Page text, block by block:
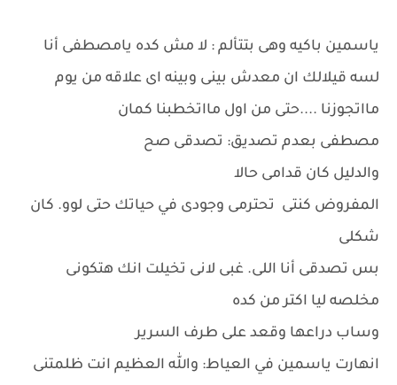
ياسمين باكيه وهى بتتألم : لا مش كده يامصطفى أنا
لسه قيلالك ان معدش بينى وبينه اى علاقه من يوم
مااتجوزنا ....حتى من اول مااتخطبنا كمان
مصطفى بعدم تصديق: تصدقى صح
والدليل كان قدامى حالا
المفروض كنتى تحترمى وجودى في حياتك حتى لوو. كان
شكلى
بس تصدقى أنا اللى. غبى لانى تخيلت انك هتكونى
مخلصه ليا اكتر من كده
وساب دراعها وقعد على طرف السرير
انهارت ياسمين في العياط: والله العظيم انت ظلمتنى